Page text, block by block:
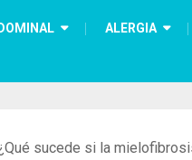
ALERGIA
sucede si la